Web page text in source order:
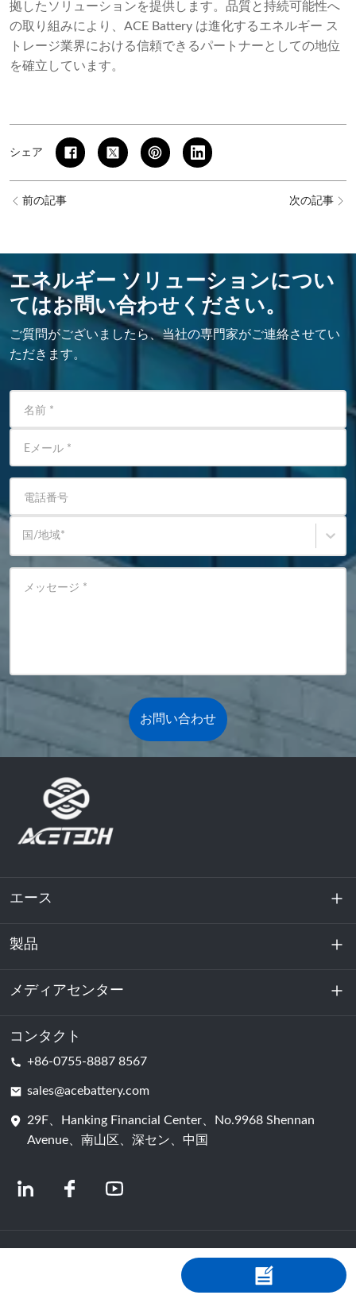
拠したソリューションを提供します。品質と持続可能性へ
の取り組みにより、ACE Battery は進化するエネルギー ス
トレージ業界における信頼できるパートナーとしての地位
を確立しています。
シェア
前の記事 次の記事
エネルギー ソリューションについ
てはお問い合わせください。
ご質問がございましたら、当社の専門家がご連絡させてい
ただきます。
名前 *
Eメール *
電話番号
国/地域*
メッセージ *
お問い合わせ
エース
私たちに関しては
持続可能性
製品
エネルギー貯蔵
データセンターおよびサーバー室
バッテリーセル
メディアセンター
ニュース
コンタクト
+86-0755-8887 8567
sales@acebattery.com
29F、Hanking Financial Center、No.9968 Shennan
Avenue、南山区、深セン、中国
© 2024 中国リチウムイオン電池メーカー | リチウム電池工場＆会社 | ACEバッ
プライバシーポリシー 粤ICP备2022150578号